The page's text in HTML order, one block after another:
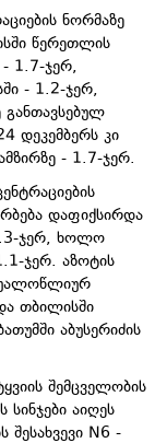
ნორმაზე
წერეთლის
1.7-ჯერ,
- 1.2-ჯერ,
განთავსებულ
დეკემბერს კი
- 1.7-ჯერ.
დაფიქსირდა
ჯერ, ხოლო
ჯერ. აზოტის
თბილისში
აბუსერიძის
შემცველობის
აიღეს
N6 -